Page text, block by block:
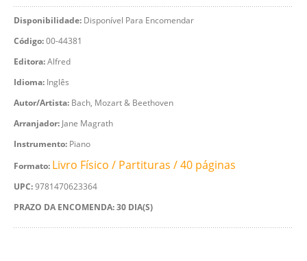
Disponibilidade: Disponível Para Encomendar
Código:00-44381
Editora:Alfred
Idioma: Inglês
Autor/Artista: Bach, Mozart & Beethoven
Arranjador: Jane Magrath
Instrumento: Piano
Formato: Livro Físico / Partituras / 40 páginas
UPC:9781470623364
PRAZO DA ENCOMENDA: 30 DIA(S)